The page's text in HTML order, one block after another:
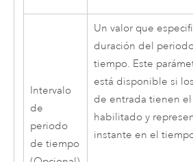
Intervalo
de
periodo
de tiempo
Un valor que
duración del
tiempo. Este
está disponible si
de entrada tienen
habilitado y
instante en el